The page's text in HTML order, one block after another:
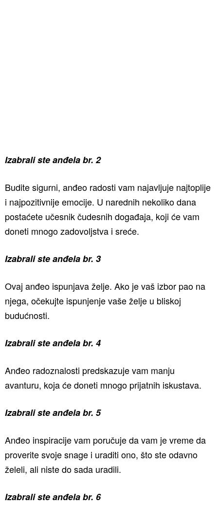
Izabrali ste anđela br. 2
Budite sigurni, anđeo radosti vam najavljuje najtoplije
i najpozitivnije emocije. U narednih nekoliko dana
postaćete učesnik čudesnih događaja, koji će vam
doneti mnogo zadovoljstva i sreće.
Izabrali ste anđela br. 3
Ovaj anđeo ispunjava želje. Ako je vaš izbor pao na
njega, očekujte ispunjenje vaše želje u bliskoj
budućnosti.
Izabrali ste anđela br. 4
Anđeo radoznalosti predskazuje vam manju
avanturu, koja će doneti mnogo prijatnih iskustava.
Izabrali ste anđela br. 5
Anđeo inspiracije vam poručuje da vam je vreme da
proverite svoje snage i uraditi ono, što ste odavno
želeli, ali niste do sada uradili.
Izabrali ste anđela br. 6